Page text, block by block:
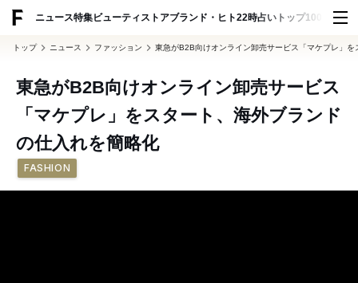
ニュース特集ビューティ ストアブランド・ヒト22時占い トップ100 スナッ
トップ ニュース ファッション 東急がB2B向けオンライン卸売サービス「マケプレ」
東急がB2B向けオンライン卸売サービス
「マケプレ」をスタート、海外ブランド
の仕入れを簡略化
FASHION